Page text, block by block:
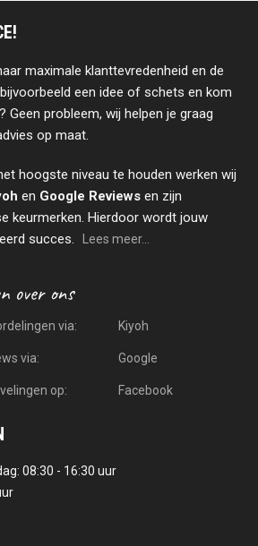
maximale klanttevredenheid en de
een idee of schets en kom
Geen probleem, wij helpen je graag
op maat.
hoogste niveau te houden werken wij
en Google Reviews en zijn
keurmerken. Hierdoor wordt jouw
succes.
Lees meer...
via: Kiyoh
via: Google
op: Facebook
08:30 - 16:30 uur